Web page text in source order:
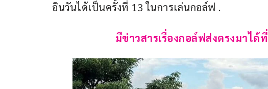
อินวันได้เป็นครั้งที่ 13 ในการเล่นกอล์ฟ .
มีข่าวสารเรื่องกอล์ฟส่งตรงมาได้ที่